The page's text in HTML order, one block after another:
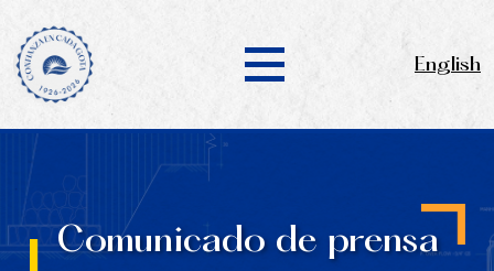
English
Comunicado de prensa